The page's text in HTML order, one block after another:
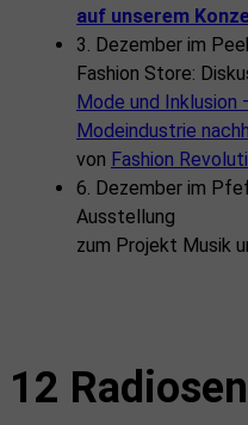
auf unserem
3. Dezember im
Fashion Store:
Mode und Inklusion
Modeindustrie
von Fashion
6. Dezember im
Ausstellung
zum Projekt Musik
12